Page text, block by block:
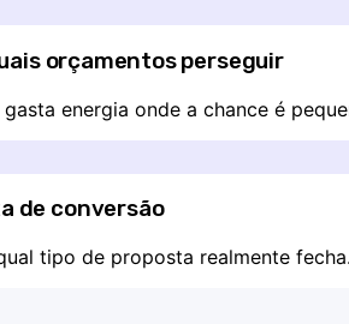
orçamentos perseguir
energia onde a chance é
de conversão
tipo de proposta realmente fecha.